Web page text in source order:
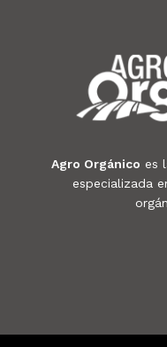
Agro Orgánico es
especializada